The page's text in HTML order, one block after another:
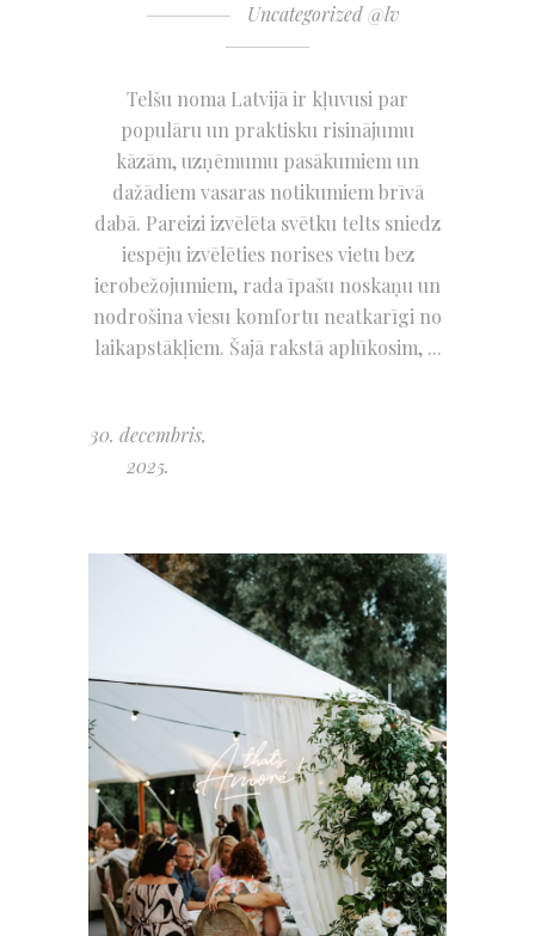
Uncategorized @lv
Telšu noma Latvijā ir kļuvusi par
populāru un praktisku risinājumu
kāzām, uzņēmumu pasākumiem un
dažādiem vasaras notikumiem brīvā
dabā. Pareizi izvēlēta svētku telts sniedz
iespēju izvēlēties norises vietu bez
ierobežojumiem, rada īpašu noskaņu un
nodrošina viesu komfortu neatkarīgi no
laikapstākļiem. Šajā rakstā aplūkosim,
30. decembris,
2025.